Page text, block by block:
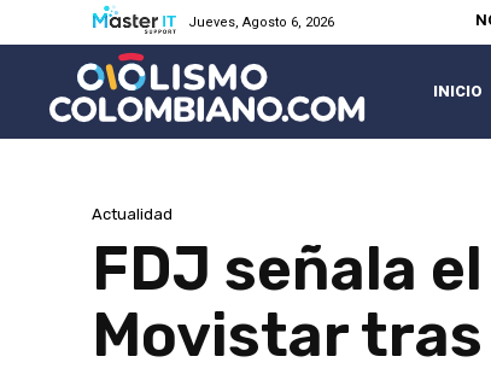
Jueves, Agosto 6, 2026
INICIO
Actualidad
FDJ señala
Movistar